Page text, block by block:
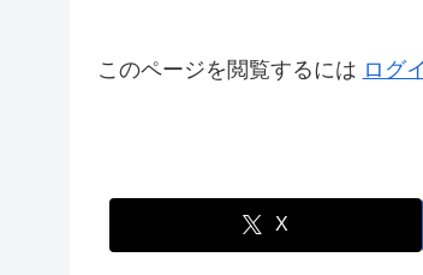
このページを閲覧するには ログ
X